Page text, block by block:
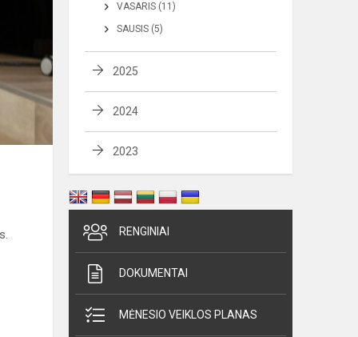
VASARIS (11)
SAUSIS (5)
2025
2024
2023
RENGINIAI
DOKUMENTAI
MĖNESIO VEIKLOS PLANAS